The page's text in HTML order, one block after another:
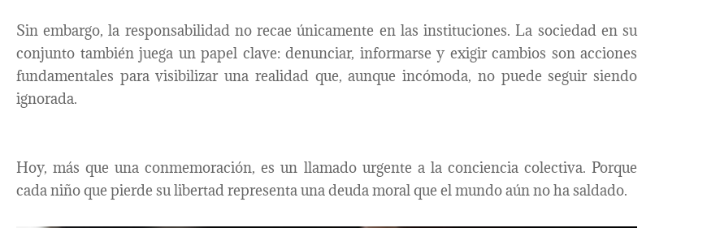
Sin embargo, la responsabilidad no recae únicamente en las instituciones. La sociedad en su
conjunto también juega un papel clave: denunciar, informarse y exigir cambios son acciones
fundamentales para visibilizar una realidad que, aunque incómoda, no puede seguir siendo
ignorada.
Hoy, más que una conmemoración, es un llamado urgente a la conciencia colectiva. Porque
cada niño que pierde su libertad representa una deuda moral que el mundo aún no ha saldado.